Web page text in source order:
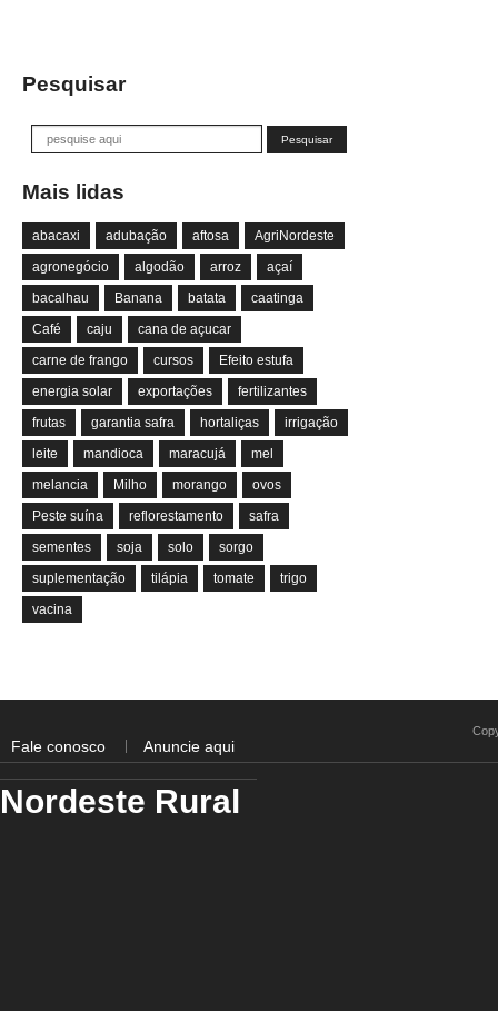
Pesquisar
Mais lidas
abacaxi adubação aftosa
AgriNordeste
agronegócio
algodão arroz
açaí
bacalhau
Banana batata
caatinga
Café
caju
cana de açucar
carne de frango
cursos
Efeito estufa
energia solar
exportações
fertilizantes
frutas
garantia safra hortaliças
irrigação
leite
mandioca maracujá
mel
melancia
Milho morango
ovos
Peste suína
reflorestamento
safra
sementes
soja solo
sorgo
suplementação
tilápia tomate
trigo
vacina
Fale conosco Anuncie aqui
Nordeste Rural